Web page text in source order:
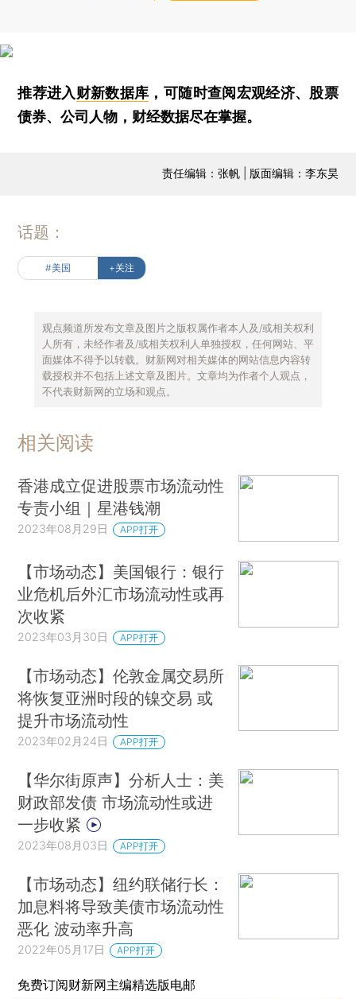
推荐进入财新数据库 ，可随时查阅宏观经济、股票
债券、公司人物，财经数据尽在掌握。
责任编辑：张帆 | 版面编辑：李东昊
话题：
#美国 +关注
观点频道所发布文章及图片之版权属作者本人及/或相关权利
人所有，未经作者及/或相关权利人单独授权，任何网站、平
面媒体不得予以转载。财新网对相关媒体的网站信息内容转
载授权并不包括上述文章及图片。文章均为作者个人观点，
不代表财新网的立场和观点。
相关阅读
香港成立促进股票市场流动性
专责小组｜星港钱潮
2023年08月29日 APP打开
【市场动态】美国银行：银行
业危机后外汇市场流动性或再
次收紧
2023年03月30日 APP打开
【市场动态】伦敦金属交易所
将恢复亚洲时段的镍交易 或
提升市场流动性
2023年02月24日 APP打开
【华尔街原声】分析人士：美
财政部发债 市场流动性或进
一步收紧
2023年08月03日 APP打开
【市场动态】纽约联储行长：
加息料将导致美债市场流动性
恶化 波动率升高
2022年05月17日 APP打开
免费订阅财新网主编精选版电邮